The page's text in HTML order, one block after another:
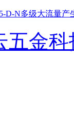
D-N多级大流量产
五金